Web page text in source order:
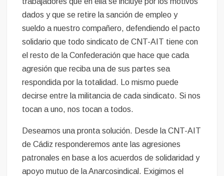
dados y que se retire la sanción de empleo y
sueldo a nuestro compañero, defendiendo el pacto
solidario que todo sindicato de CNT-AIT tiene con
el resto de la Confederación que hace que cada
agresión que reciba una de sus partes sea
respondida por la totalidad. Lo mismo puede
decirse entre la militancia de cada sindicato. Si nos
tocan a uno, nos tocan a todos.
Deseamos una pronta solución. Desde la CNT-AIT
de Cádiz responderemos ante las agresiones
patronales en base a los acuerdos de solidaridad y
apoyo mutuo de la Anarcosindical. Exigimos el